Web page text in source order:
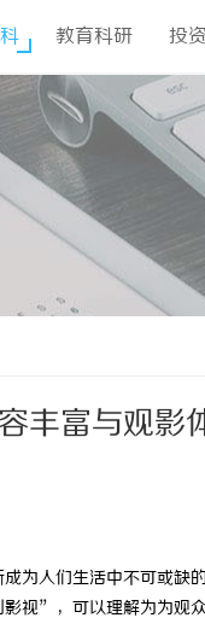
教育科研 投
丰富与观影
成为人们生活中不可或
视”，可以理解为为观